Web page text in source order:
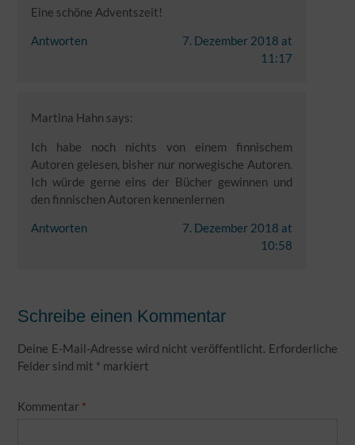
Eine schöne Adventszeit!
Antworten
7. Dezember 2018 at
11:17
Martina Hahn says:
Ich habe noch nichts von einem finnischem
Autoren gelesen, bisher nur norwegische Autoren.
Ich würde gerne eins der Bücher gewinnen und
den finnischen Autoren kennenlernen
Antworten
7. Dezember 2018 at
10:58
Schreibe einen Kommentar
Deine E-Mail-Adresse wird nicht veröffentlicht. Erforderliche
Felder sind mit * markiert
Kommentar *